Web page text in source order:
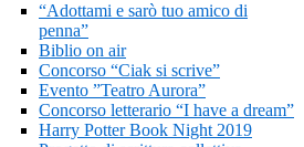
“Adottami e sarò tuo amico di
penna”
Biblio on air
Concorso “Ciak si scrive”
Evento ”Teatro Aurora”
Concorso letterario “I have a dream”
Harry Potter Book Night 2019